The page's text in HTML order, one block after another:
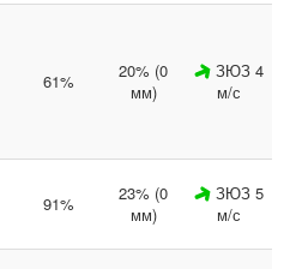
61%
20% (0
мм)
ЗЮЗ 4
м/с
91%
23% (0
мм)
ЗЮЗ 5
м/с